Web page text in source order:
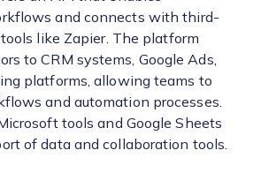
and connects with third-
like Zapier. The platform
to CRM systems, Google Ads,
platforms, allowing teams to
and automation processes.
tools and Google Sheets
of data and collaboration tools.